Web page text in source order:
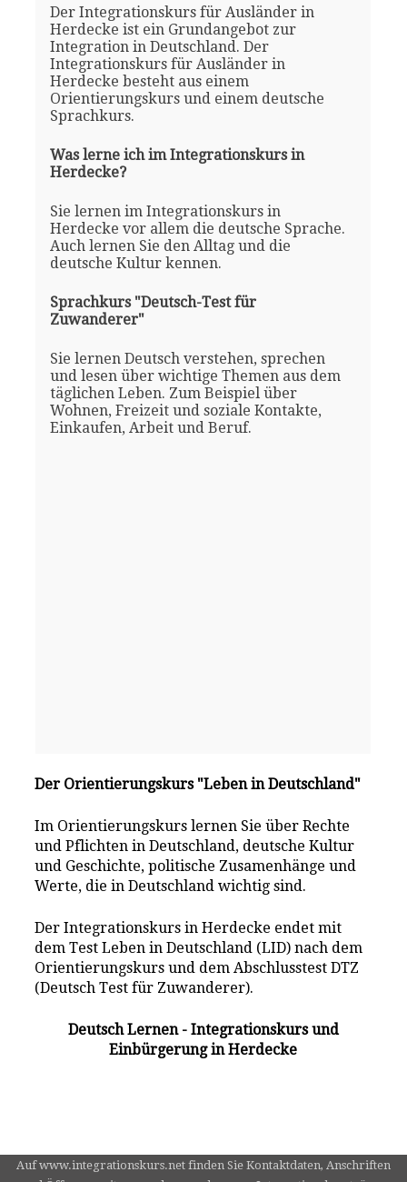
Der Integrationskurs für Ausländer in
Herdecke ist ein Grundangebot zur
Integration in Deutschland. Der
Integrationskurs für Ausländer in
Herdecke besteht aus einem
Orientierungskurs und einem deutsche
Sprachkurs.
Was lerne ich im Integrationskurs in
Herdecke?
Sie lernen im Integrationskurs in
Herdecke vor allem die deutsche Sprache.
Auch lernen Sie den Alltag und die
deutsche Kultur kennen.
Sprachkurs "Deutsch-Test für
Zuwanderer"
Sie lernen Deutsch verstehen, sprechen
und lesen über wichtige Themen aus dem
täglichen Leben. Zum Beispiel über
Wohnen, Freizeit und soziale Kontakte,
Einkaufen, Arbeit und Beruf.
Der Orientierungskurs "Leben in Deutschland"
Im Orientierungskurs lernen Sie über Rechte
und Pflichten in Deutschland, deutsche Kultur
und Geschichte, politische Zusamenhänge und
Werte, die in Deutschland wichtig sind.
Der Integrationskurs in Herdecke endet mit
dem Test Leben in Deutschland (LID) nach dem
Orientierungskurs und dem Abschlusstest DTZ
(Deutsch Test für Zuwanderer).
Deutsch Lernen - Integrationskurs und
Einbürgerung in Herdecke
Auf www.integrationskurs.net finden Sie Kontaktdaten, Anschriften